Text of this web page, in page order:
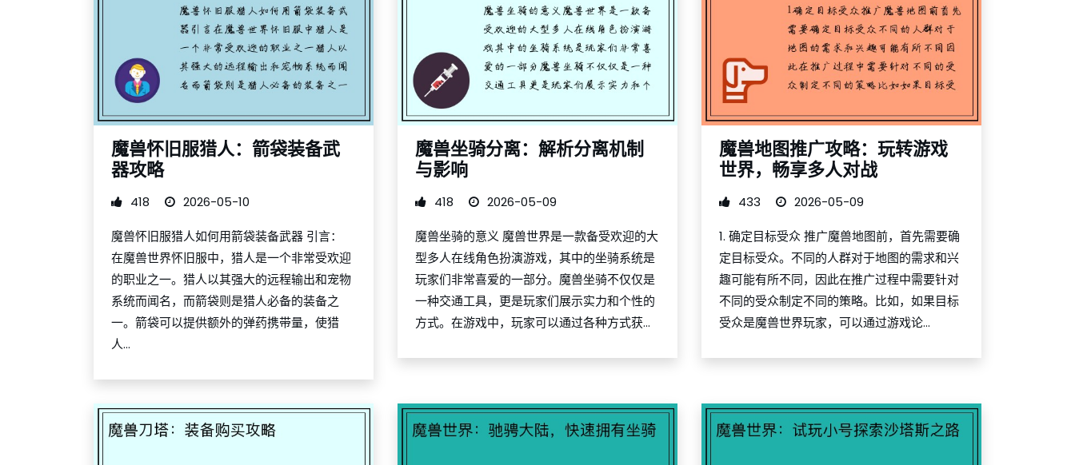
魔兽怀旧服猎人：箭袋装备武
器攻略
418 2026-05-10
魔兽怀旧服猎人如何用箭袋装备武器 引言：
在魔兽世界怀旧服中，猎人是一个非常受欢迎
的职业之一。猎人以其强大的远程输出和宠物
系统而闻名，而箭袋则是猎人必备的装备之
一。箭袋可以提供额外的弹药携带量，使猎
人...
魔兽坐骑分离：解析分离机制
与影响
418 2026-05-09
魔兽坐骑的意义 魔兽世界是一款备受欢迎的大
型多人在线角色扮演游戏，其中的坐骑系统是
玩家们非常喜爱的一部分。魔兽坐骑不仅仅是
一种交通工具，更是玩家们展示实力和个性的
方式。在游戏中，玩家可以通过各种方式获...
魔兽地图推广攻略：玩转游戏
世界，畅享多人对战
433 2026-05-09
1. 确定目标受众 推广魔兽地图前，首先需要确
定目标受众。不同的人群对于地图的需求和兴
趣可能有所不同，因此在推广过程中需要针对
不同的受众制定不同的策略。比如，如果目标
受众是魔兽世界玩家，可以通过游戏论...